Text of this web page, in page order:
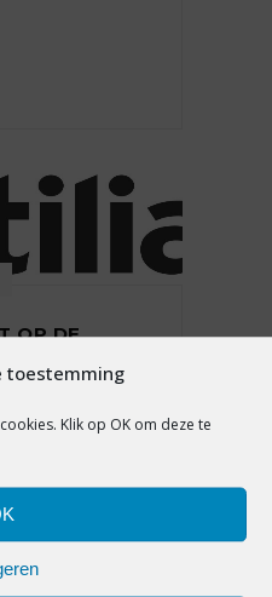
toestemming
Klik op OK om deze te
OP DE
PARIS